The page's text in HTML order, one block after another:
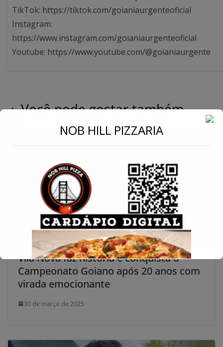
TikTok: https://tiktok.com/goianiaurgenteoficial
Instagram:
https://www.instagram.com/goianiaurgenteoficial
Youtube: https://www.youtube.com/@goianiaurgente
Você pode gostar também
Vila Nova faz história e conquista o
Campeonato Goiano após 20 anos com
virada emocionante
30 de março de 2025
NOB HILL PIZZARIA